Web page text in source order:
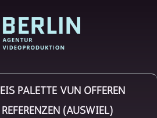
EIS PALETTE VUN OFFEREN
REFERENZEN (AUSWIEL)